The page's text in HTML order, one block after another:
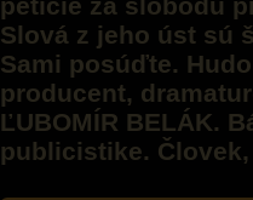
Slová z jeho úst sú
Sami posúďte.
producent,
ĽUBOMÍR BELÁK.
publicistike.